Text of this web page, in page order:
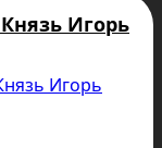
Игорь